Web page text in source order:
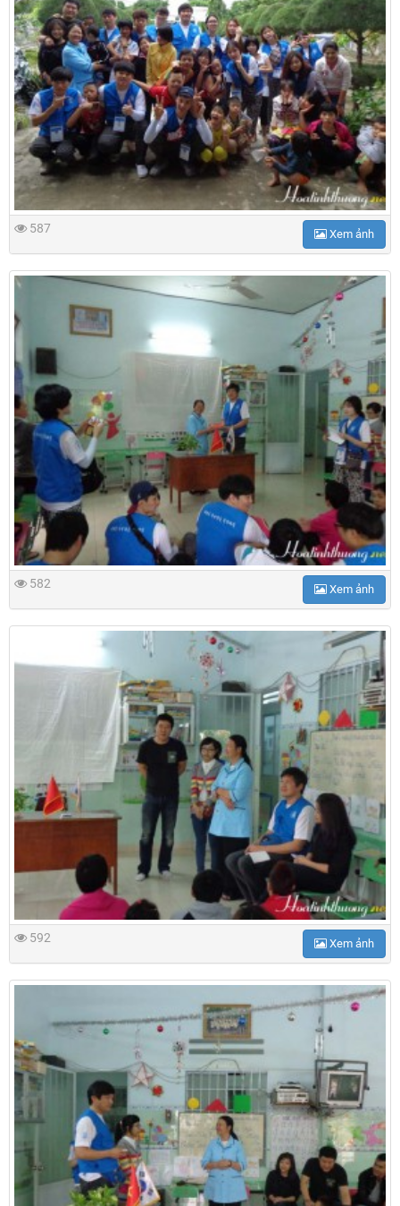
587 Xem ảnh
582 Xem ảnh
592 Xem ảnh